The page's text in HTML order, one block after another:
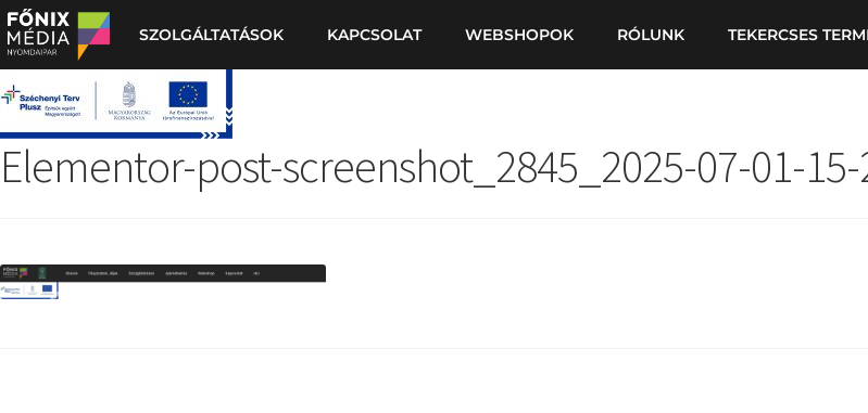
SZOLGÁLTATÁSOK KAPCSOLAT WEBSHOPOK RÓLUNK TEKERCSES
Elementor-post-screenshot_2845_2025-07-01-